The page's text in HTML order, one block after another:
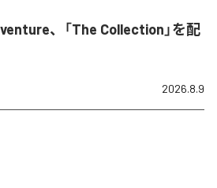
、「The Collection」を配
2026.8.9